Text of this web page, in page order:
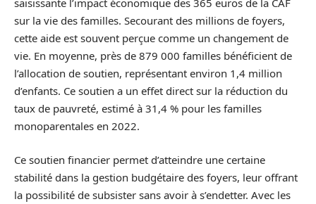
saisissante l’impact économique des 365 euros de la CAF
sur la vie des familles. Secourant des millions de foyers,
cette aide est souvent perçue comme un changement de
vie. En moyenne, près de 879 000 familles bénéficient de
l’allocation de soutien, représentant environ 1,4 million
d’enfants. Ce soutien a un effet direct sur la réduction du
taux de pauvreté, estimé à 31,4 % pour les familles
monoparentales en 2022.
Ce soutien financier permet d’atteindre une certaine
stabilité dans la gestion budgétaire des foyers, leur offrant
la possibilité de subsister sans avoir à s’endetter. Avec les